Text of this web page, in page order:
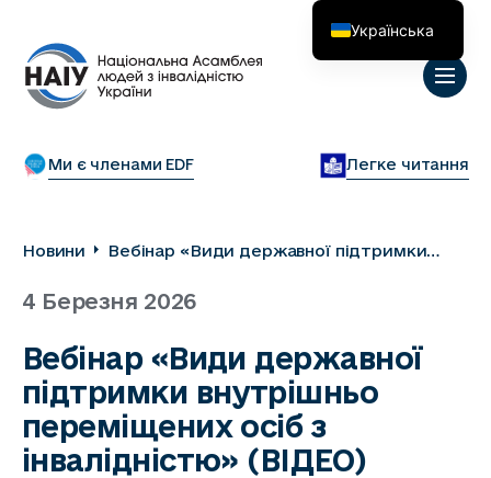
Ми є членами EDF Легке читання
Новини
Вебінар «Види державної підтримки
інвалідністю» (ВІДЕО)
4 Березня 2026
Вебінар «Види державної
підтримки внутрішньо
переміщених осіб з
інвалідністю» (ВІДЕО)
Українська
English